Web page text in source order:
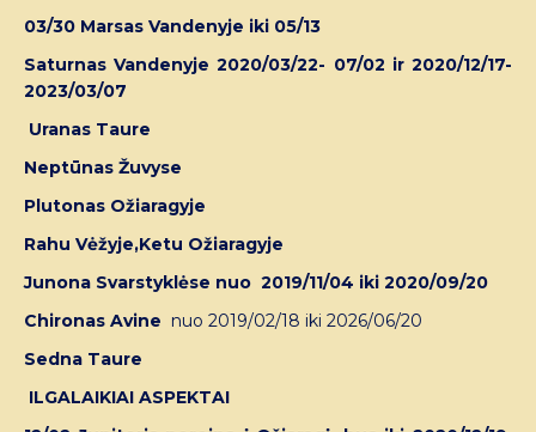
03/30 Marsas Vandenyje iki 05/13
Saturnas Vandenyje 2020/03/22- 07/02 ir 2020/12/17-
2023/03/07
Uranas Taure
Neptūnas Žuvyse
Plutonas Ožiaragyje
Rahu Vėžyje,Ketu Ožiaragyje
Junona Svarstyklėse nuo 2019/11/04 iki 2020/09/20
Chironas Avine nuo 2019/02/18 iki 2026/06/20
Sedna Taure
ILGALAIKIAI ASPEKTAI